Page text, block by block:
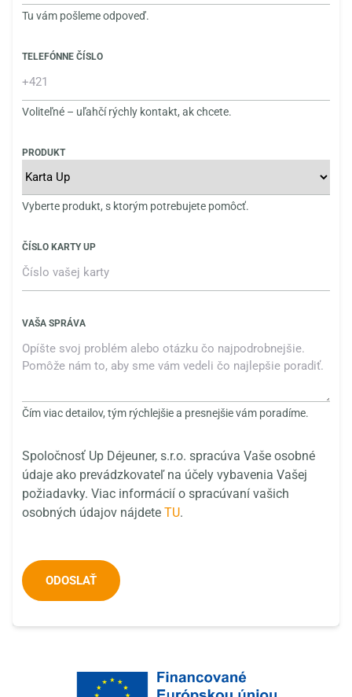
Tu vám pošleme odpoveď.
TELEFÓNNE ČÍSLO
Voliteľné – uľahčí rýchly kontakt, ak chcete.
PRODUKT
Vyberte produkt, s ktorým potrebujete pomôcť.
ČÍSLO KARTY UP
VAŠA SPRÁVA
Čím viac detailov, tým rýchlejšie a presnejšie vám poradíme.
Spoločnosť Up Déjeuner, s.r.o. spracúva Vaše osobné
údaje ako prevádzkovateľ na účely vybavenia Vašej
požiadavky. Viac informácií o spracúvaní vašich
osobných údajov nájdete TU.
ODOSLAŤ